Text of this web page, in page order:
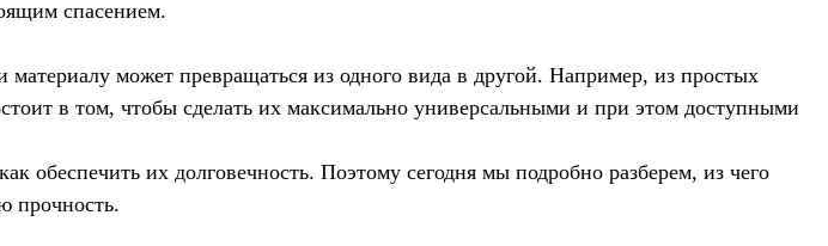
спасением.
может превращаться из одного вида в другой. Например, из простых
в том, чтобы сделать их максимально универсальными и при этом доступными
обеспечить их долговечность. Поэтому сегодня мы подробно разберем, из чего
прочность.